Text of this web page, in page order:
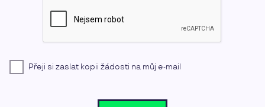
Přeji si zaslat kopii žádosti na můj e-mail